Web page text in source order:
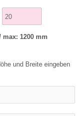
max: 1200 mm
und Breite eingeben